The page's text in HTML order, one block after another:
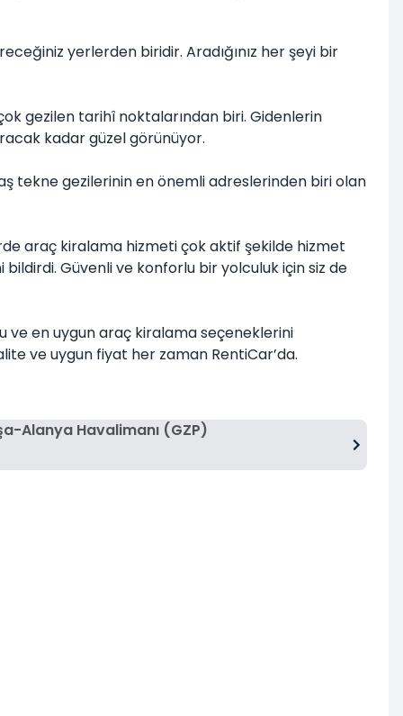
yerlerden biridir. Aradığınız her şeyi bir
gezilen tarihî noktalarından biri. Gidenlerin
kadar güzel görünüyor.
tekne gezilerinin en önemli adreslerinden biri olan
araç kiralama hizmeti çok aktif şekilde hizmet
Güvenli ve konforlu bir yolculuk için siz de
ve en uygun araç kiralama seçeneklerini
ve uygun fiyat her zaman RentiCar’da.
Alanya Havalimanı (GZP)